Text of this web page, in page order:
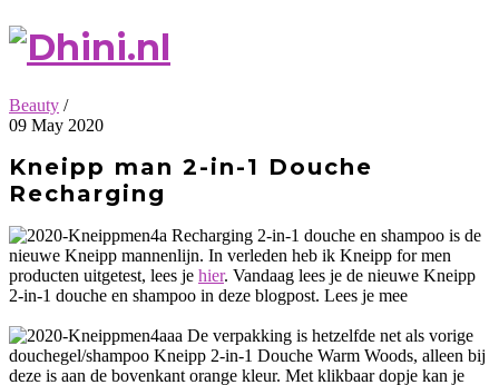
Beauty /
09 May 2020
Kneipp man 2-in-1 Douche
Recharging
Recharging 2-in-1 douche en shampoo is de
nieuwe Kneipp mannenlijn. In verleden heb ik Kneipp for men
producten uitgetest, lees je hier. Vandaag lees je de nieuwe Kneipp
2-in-1 douche en shampoo in deze blogpost. Lees je mee
De verpakking is hetzelfde net als vorige
douchegel/shampoo Kneipp 2-in-1 Douche Warm Woods, alleen bij
deze is aan de bovenkant orange kleur. Met klikbaar dopje kan je